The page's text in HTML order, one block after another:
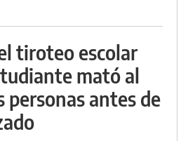
tiroteo escolar
mató al
personas antes de